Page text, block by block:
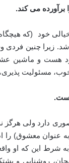
خود (که هیچگاه
زیرا چنین فردی
هست و ماشین
مسئولیت
دارد ولی هرگز
عنوان معشوق)
شرط این که او
روشنایی و